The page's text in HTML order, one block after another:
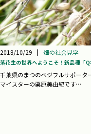
2018/10/29 | 畑の社会見学
落花生の世界へようこそ！新品種「
千葉県のまつのベジフルサポータ
マイスターの栗原美由紀です…